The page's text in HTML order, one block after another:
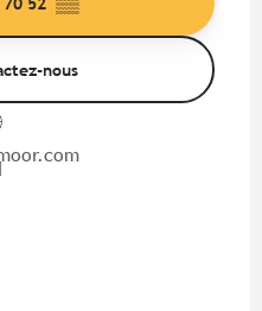
nous